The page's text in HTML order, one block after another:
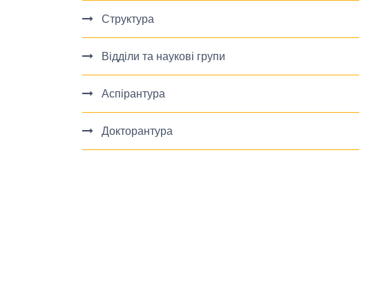
Структура
Відділи та наукові групи
Аспірантура
Докторантура